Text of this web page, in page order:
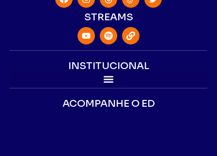
STREAMS
INSTITUCIONAL
ACOMPANHE O ED